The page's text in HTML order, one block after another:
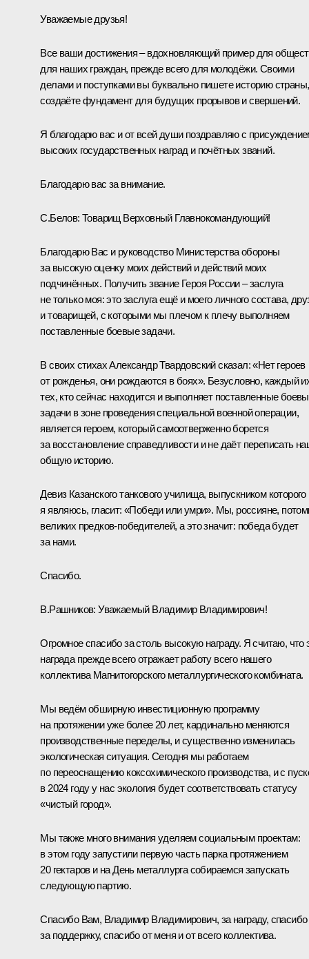
Уважаемые друзья!
Все ваши достижения – вдохновляющий пример для
для наших граждан, прежде всего для молодёжи. Своими
делами и поступками вы буквально пишете историю страны,
создаёте фундамент для будущих прорывов и свершений.
Я благодарю вас и от всей души поздравляю с
высоких государственных наград и почётных званий.
Благодарю вас за внимание.
С.Белов: Товарищ Верховный Главнокомандующий!
Благодарю Вас и руководство Министерства обороны
за высокую оценку моих действий и действий моих
подчинённых. Получить звание Героя России – заслуга
не только моя: это заслуга ещё и моего личного состава,
и товарищей, с которыми мы плечом к плечу выполняем
поставленные боевые задачи.
В своих стихах Александр Твардовский сказал: «Нет героев
от рожденья, они рождаются в боях». Безусловно, каждый
тех, кто сейчас находится и выполняет поставленные
задачи в зоне проведения специальной военной операции,
является героем, который самоотверженно борется
за восстановление справедливости и не даёт переписать
общую историю.
Девиз Казанского танкового училища, выпускником которого
я являюсь, гласит: «Победи или умри». Мы, россияне,
великих предков-победителей, а это значит: победа будет
за нами.
Спасибо.
В.Рашников: Уважаемый Владимир Владимирович!
Огромное спасибо за столь высокую награду. Я считаю, что
награда прежде всего отражает работу всего нашего
коллектива Магнитогорского металлургического комбината.
Мы ведём обширную инвестиционную программу
на протяжении уже более 20 лет, кардинально меняются
производственные переделы, и существенно изменилась
экологическая ситуация. Сегодня мы работаем
по переоснащению коксохимического производства, и с
в 2024 году у нас экология будет соответствовать статусу
«чистый город».
Мы также много внимания уделяем социальным проектам:
в этом году запустили первую часть парка протяжением
20 гектаров и на День металлурга собираемся запускать
следующую партию.
Спасибо Вам, Владимир Владимирович, за награду, спасибо
за поддержку, спасибо от меня и от всего коллектива.